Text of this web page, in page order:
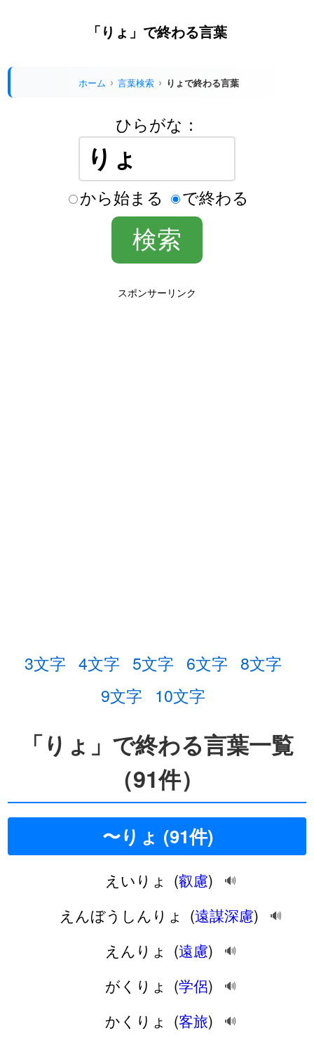
「りょ」で終わる言葉
ホーム 言葉検索 りょで終わる言葉
ひらがな：
から始まる で終わる
スポンサーリンク
3文字 4文字 5文字 6文字 8文字
9文字
10文字
「りょ」で終わる言葉一覧
（91件）
〜りょ (91件)
えいりょ (叡慮) 🔊
えんぼうしんりょ (遠謀深慮) 🔊
えんりょ (遠慮) 🔊
がくりょ (学侶) 🔊
かくりょ (客旅) 🔊